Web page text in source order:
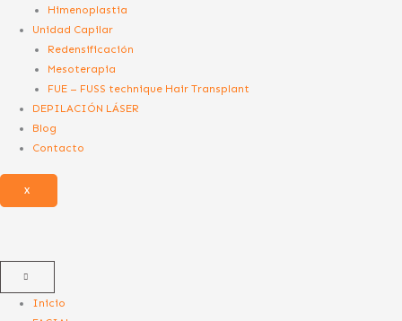
Himenoplastia
Unidad Capilar
Redensificación
Mesoterapia
FUE – FUSS technique Hair Transplant
DEPILACIÓN LÁSER
Blog
Contacto
X
Inicio